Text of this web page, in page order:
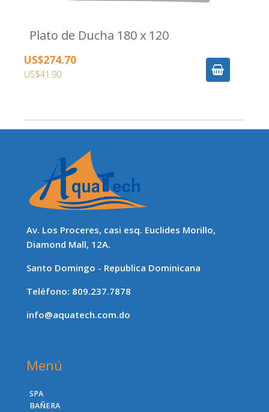
Plato de Ducha 180 x 120
US$274.70
US$41.90
Av. Los Proceres, casi esq. Euclides Morillo,
Diamond Mall, 12A.
Santo Domingo - Republica Dominicana
Teléfono: 809.237.7878
info@aquatech.com.do
Menú
SPA
BAÑERA